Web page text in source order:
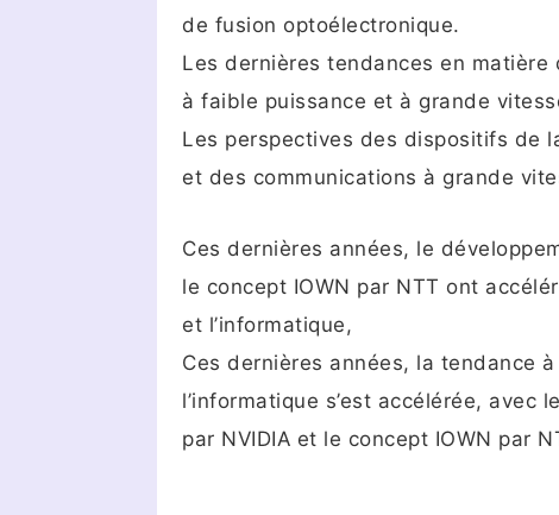
de fusion optoélectronique.
Les dernières tendances en
à faible puissance et à grande
Les perspectives des dispositifs de
et des communications à grande
Ces dernières années, le
le concept IOWN par NTT ont
et l’informatique,
Ces dernières années, la tendance
l’informatique s’est accélérée, avec
par NVIDIA et le concept IOWN par